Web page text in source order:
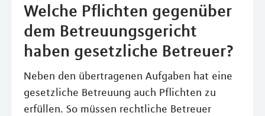
Welche Pflichten gegenüber
dem Betreuungsgericht
haben gesetzliche Betreuer?
Neben den übertragenen Aufgaben hat eine
gesetzliche Betreuung auch Pflichten zu
erfüllen. So müssen rechtliche Betreuer